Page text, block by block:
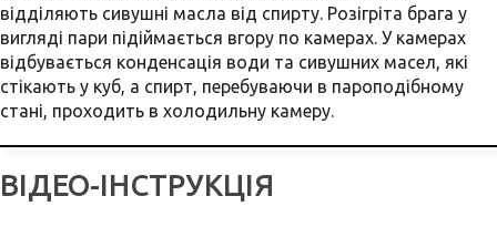
відділяють сивушні масла від спирту. Розігріта брага у
вигляді пари підіймається вгору по камерах. У камерах
відбувається конденсація води та сивушних масел, які
стікають у куб, а спирт, перебуваючи в пароподібному
стані, проходить в холодильну камеру.
ВІДЕО-ІНСТРУКЦІЯ